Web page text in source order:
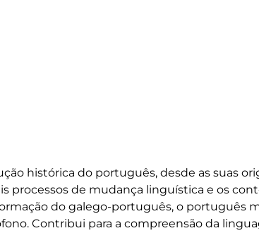
histórica do português, desde as suas
processos de mudança linguística e os
do galego-português, o português
Contribui para a compreensão da